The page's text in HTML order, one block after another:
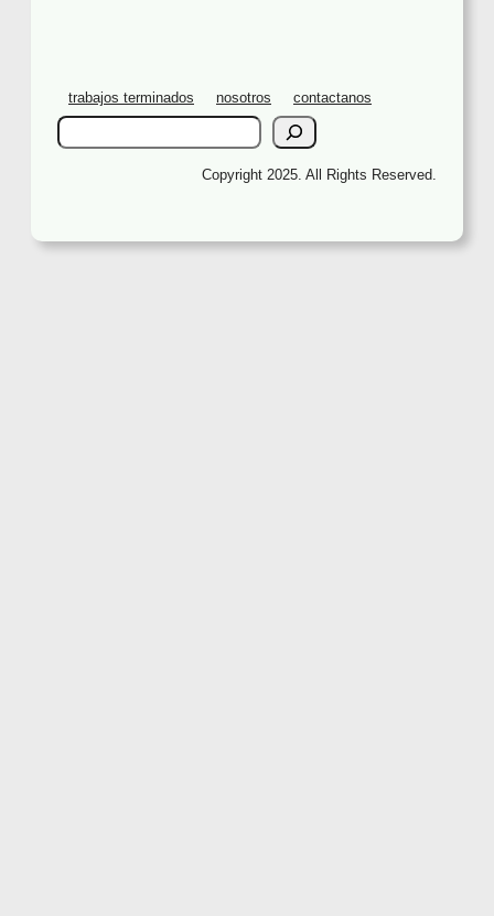
trabajos terminados nosotros
contactanos
S
e
h
Copyright 2025. All Rights Reserved.